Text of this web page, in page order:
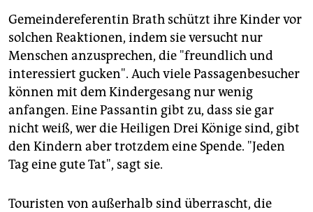
Gemeindereferentin Brath schützt ihre Kinder vor
solchen Reaktionen, indem sie versucht nur
Menschen anzusprechen, die "freundlich und
interessiert gucken". Auch viele Passagenbesucher
können mit dem Kindergesang nur wenig
anfangen. Eine Passantin gibt zu, dass sie gar
nicht weiß, wer die Heiligen Drei Könige sind, gibt
den Kindern aber trotzdem eine Spende. "Jeden
Tag eine gute Tat", sagt sie.
Touristen von außerhalb sind überrascht, die